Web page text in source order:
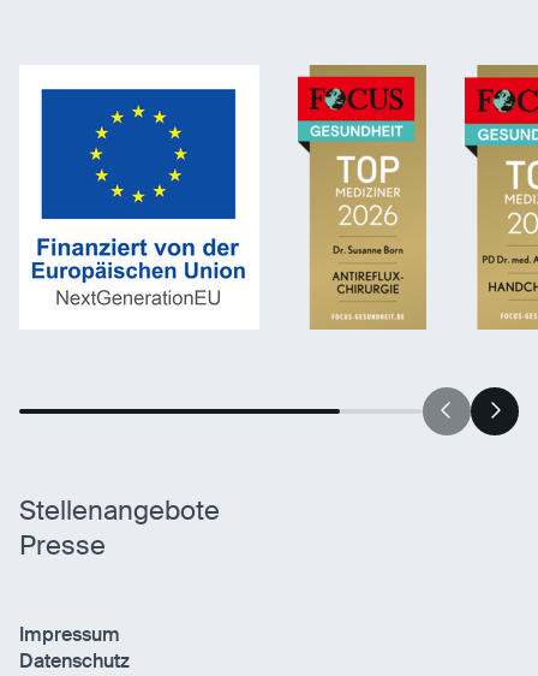
Stellenangebote
Presse
Impressum
Datenschutz
Zweck:Verwendung um Youtube-Videoinhalte zu
entsperren.
Statistiken
Statistiken-Cookies erfassen Informationen
anonym. Diese Informationen helfen uns zu
verstehen, wie unsere Besucher unsere Website
Anbieter:Matomo